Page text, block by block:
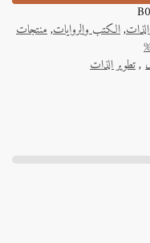
,الكتب والروايات,منتجات
,تطوير الذات